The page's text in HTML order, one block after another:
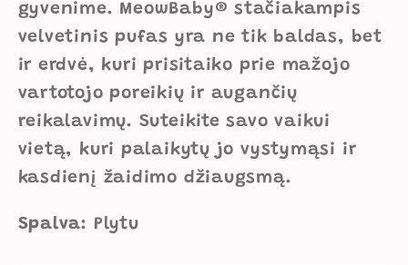
gyvenime. MeowBaby® stačiakampis
velvetinis pufas yra ne tik baldas, bet
ir erdvė, kuri prisitaiko prie mažojo
vartotojo poreikių ir augančių
reikalavimų. Suteikite savo vaikui
vietą, kuri palaikytų jo vystymąsi ir
kasdienį žaidimo džiaugsmą.
Spalva: Plytu